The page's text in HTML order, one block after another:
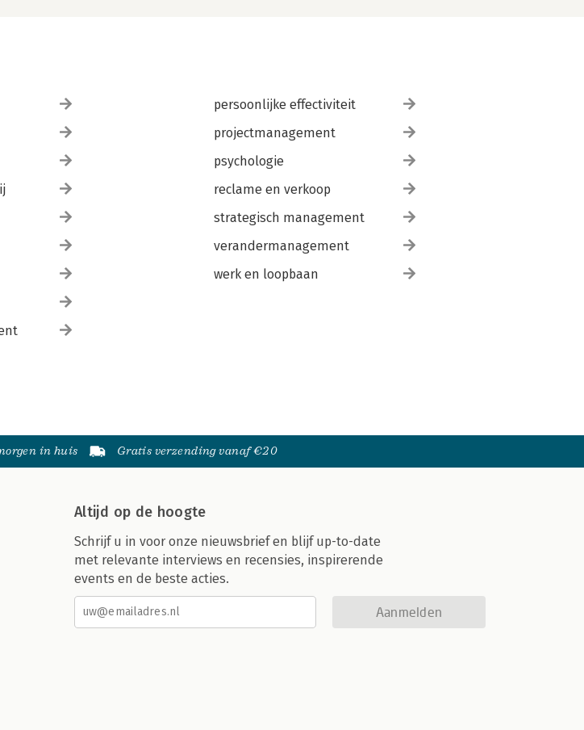
persoonlijke effectiviteit
projectmanagement
psychologie
reclame en verkoop
strategisch management
verandermanagement
werk en loopbaan
in huis Gratis verzending vanaf €20
Altijd op de hoogte
Schrijf u in voor onze nieuwsbrief en blijf up-to-date
met relevante interviews en recensies, inspirerende
events en de beste acties.
Aanmelden